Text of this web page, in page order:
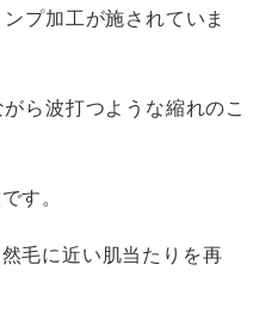
プ加工が施されていま
がら波打つような縮れのこ
す。
毛に近い肌当たりを再